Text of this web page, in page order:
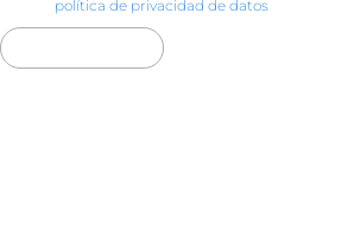
política de privacidad de datos